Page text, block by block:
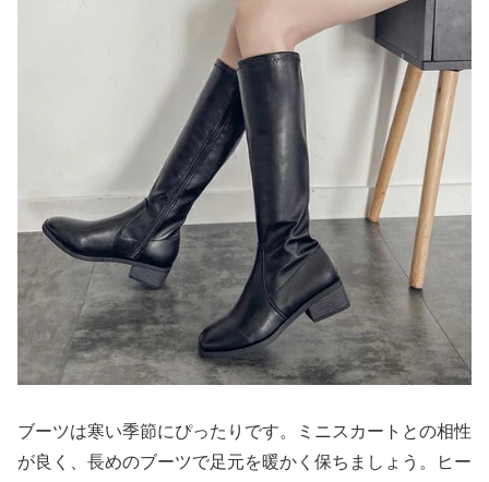
ブーツは寒い季節にぴったりです。ミニスカートとの相性
が良く、長めのブーツで足元を暖かく保ちましょう。ヒー